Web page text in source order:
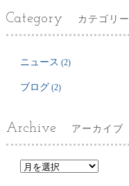
Category カテゴリー
ニュース (2)
ブログ (2)
Archive アーカイブ